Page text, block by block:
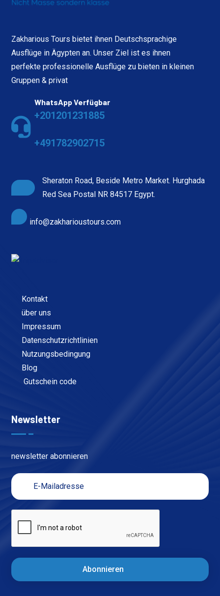
Zakharious Tours bietet ihnen Deutschsprachige
Ausflüge in Ägypten an. Unser Ziel ist es ihnen
perfekte professionelle Ausflüge zu bieten in kleinen
Gruppen & privat
WhatsApp Verfügbar
+201201231885
+491782902715
Sheraton Road, Beside Metro Market. Hurghada
Red Sea Postal NR 84517 Egypt.
info@zakharioustours.com
Kontakt
über uns
Impressum
Datenschutzrichtlinien
Nutzungsbedingung
Blog
Gutschein code
Newsletter
newsletter abonnieren
Abonnieren